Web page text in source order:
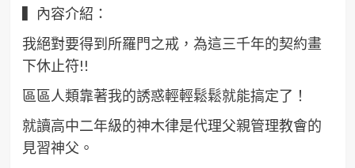
▍內容介紹：
我絕對要得到所羅門之戒，為這三千年的契約畫
下休止符!!
區區人類靠著我的誘惑輕輕鬆鬆就能搞定了！
就讀高中二年級的神木律是代理父親管理教會的
見習神父。